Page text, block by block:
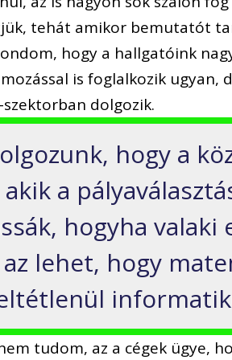
tehát amikor bemutatót
hogy a hallgatóink
is foglalkozik ugyan,
dolgozik.
hogy a
akik a
hogyha valaki
lehet, hogy
tudom, az a cégek ügye,